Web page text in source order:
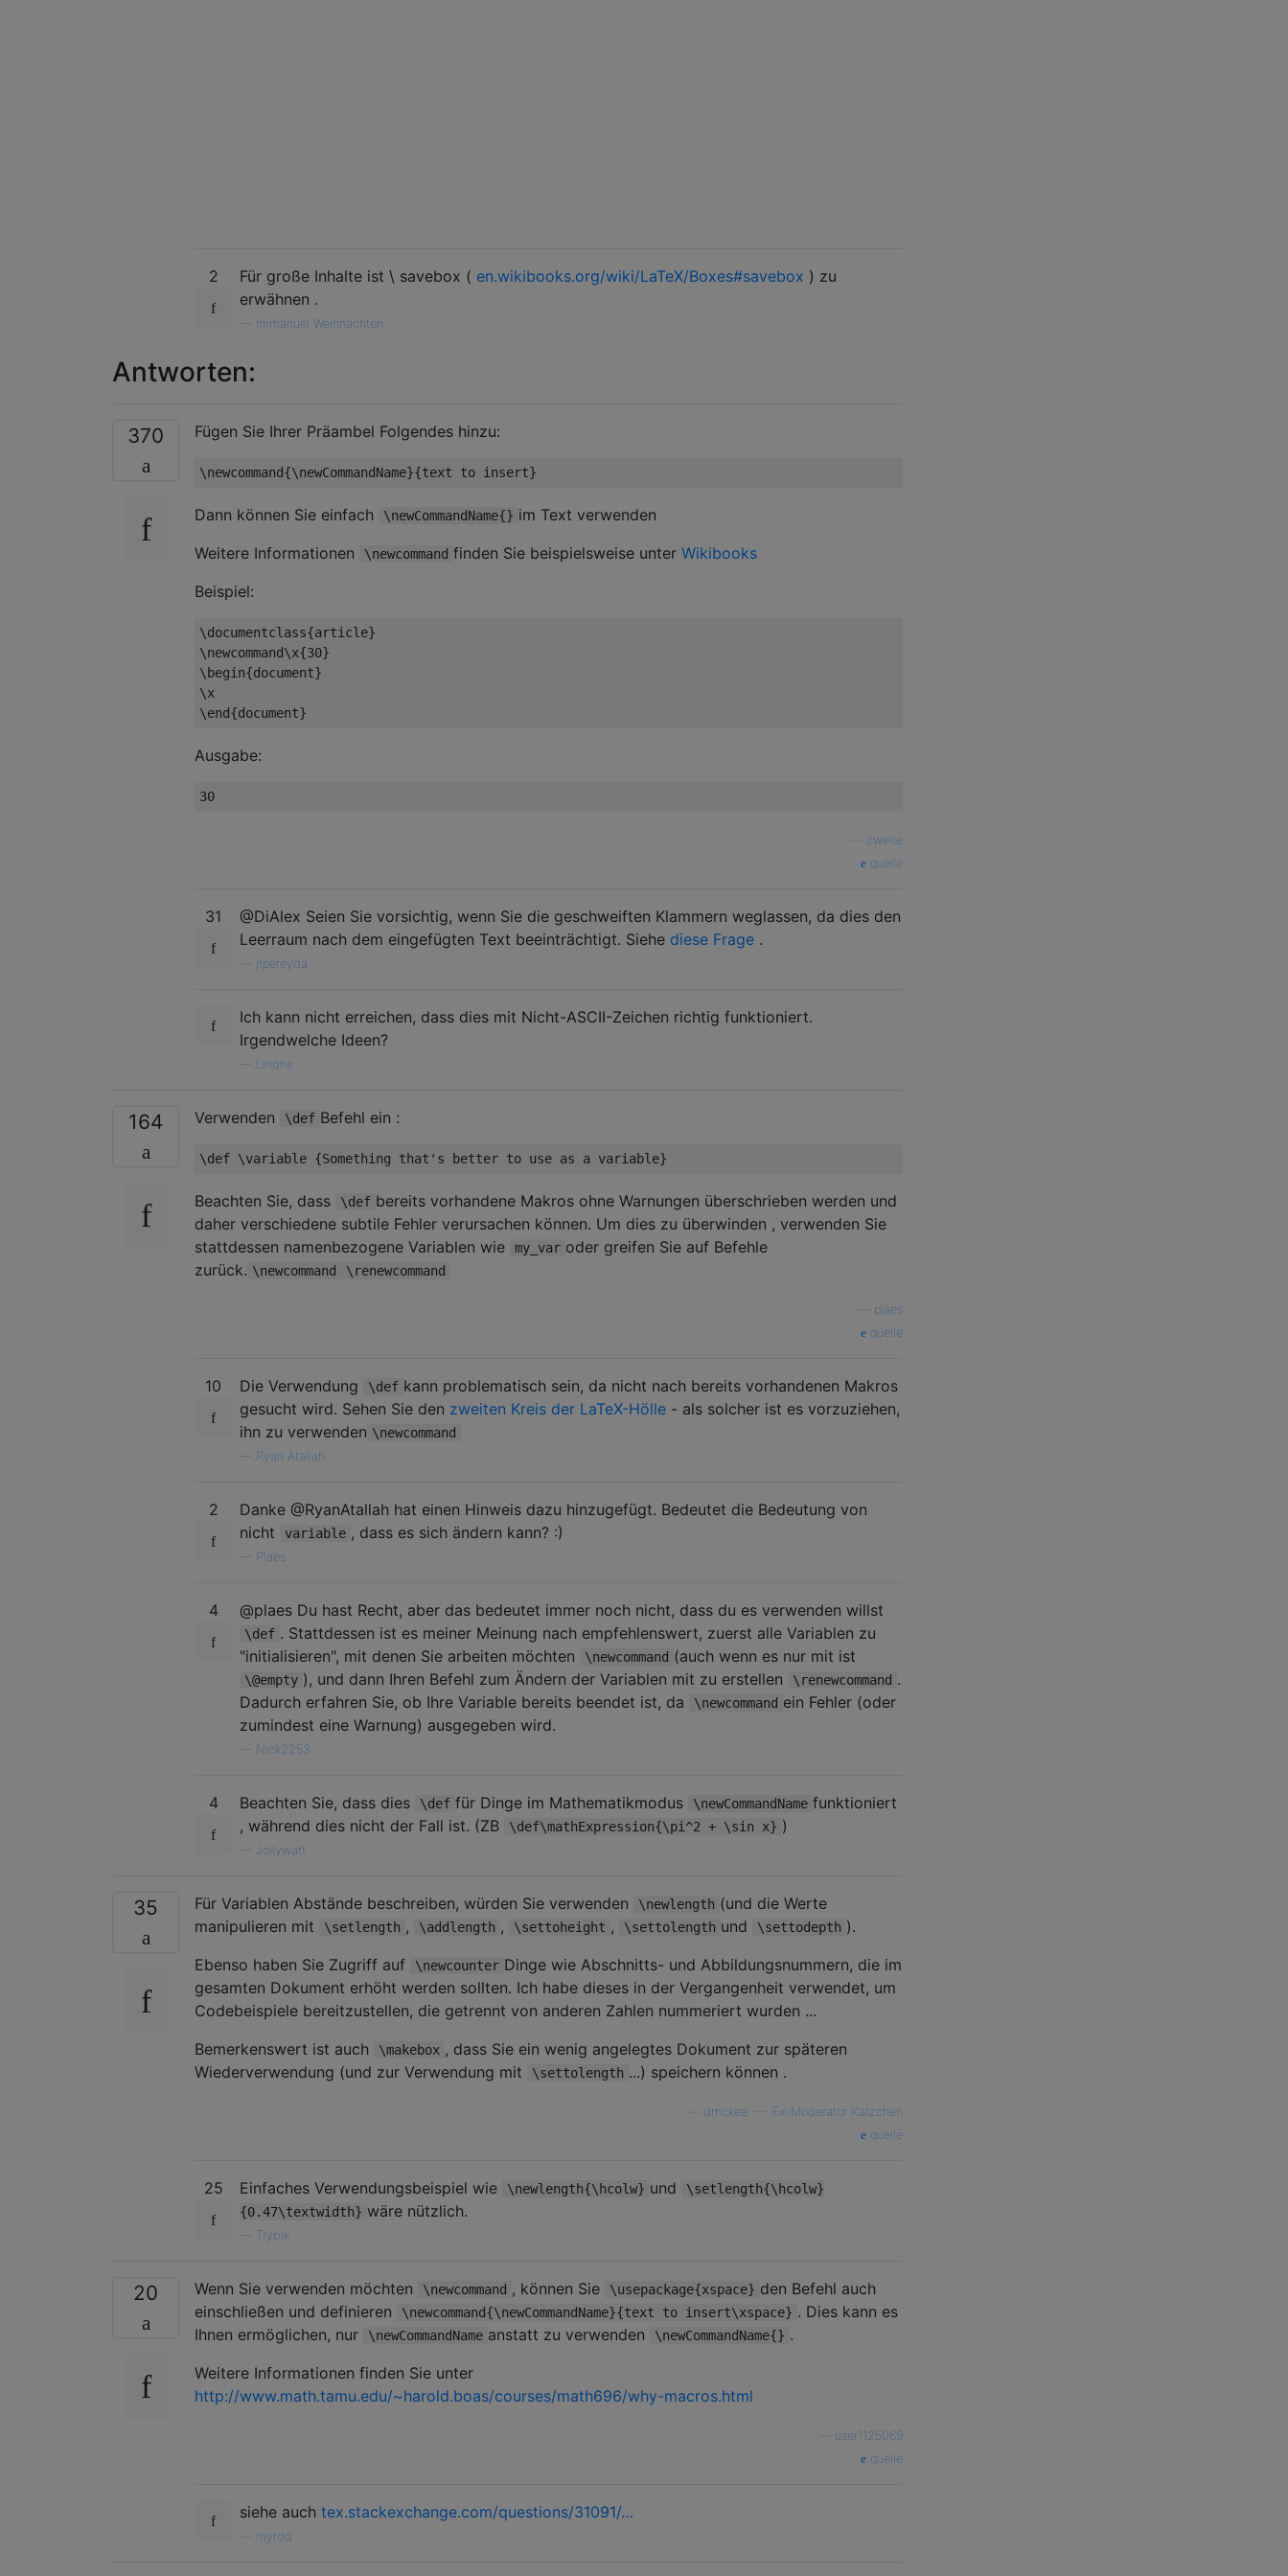
2 Für große Inhalte ist \ savebox ( en.wikibooks.org/wiki/LaTeX/Boxes#savebox ) zu
erwähnen .
Immanuel Weihnachten
Antworten:
370 Fügen Sie Ihrer Präambel Folgendes hinzu:
\newcommand{\newCommandName}{text to insert}
Dann können Sie einfach \newCommandName{} im Text verwenden
Weitere Informationen
\newcommand finden Sie beispielsweise unter Wikibooks
Beispiel:
\documentclass{article}
\newcommand\x{30}
\begin{document}
\x
\end{document}
Ausgabe:
30
zweite
quelle
31
@DiAlex Seien Sie vorsichtig, wenn Sie die geschweiften Klammern weglassen, da dies den
Leerraum nach dem eingefügten Text beeinträchtigt. Siehe diese Frage .
jtpereyda
Ich kann nicht erreichen, dass dies mit Nicht-ASCII-Zeichen richtig funktioniert.
Irgendwelche Ideen?
Lindhe
164 Verwenden \def Befehl ein :
\def \variable {Something that's better to use as a variable}
Beachten Sie, dass \def bereits vorhandene Makros ohne Warnungen überschrieben werden und
daher verschiedene subtile Fehler verursachen können. Um dies zu überwinden , verwenden Sie
stattdessen namenbezogene Variablen wie
my_var oder greifen Sie auf Befehle
zurück. \newcommand \renewcommand
plaes
quelle
10 Die Verwendung \def kann problematisch sein, da nicht nach bereits vorhandenen Makros
gesucht wird. Sehen Sie den zweiten Kreis der LaTeX-Hölle - als solcher ist es vorzuziehen,
ihn zu verwenden \newcommand
Ryan Atallah
2
Danke @RyanAtallah hat einen Hinweis dazu hinzugefügt. Bedeutet die Bedeutung von
nicht
variable , dass es sich ändern kann? :)
Plaes
4 @plaes Du hast Recht, aber das bedeutet immer noch nicht, dass du es verwenden willst
\def . Stattdessen ist es meiner Meinung nach empfehlenswert, zuerst alle Variablen zu
"initialisieren", mit denen Sie arbeiten möchten
\newcommand (auch wenn es nur mit ist
\@empty ), und dann Ihren Befehl zum Ändern der Variablen mit zu erstellen \renewcommand .
Dadurch erfahren Sie, ob Ihre Variable bereits beendet ist, da
\newcommand ein Fehler (oder
zumindest eine Warnung) ausgegeben wird.
Nick2253
4 Beachten Sie, dass dies \def für Dinge im Mathematikmodus \newCommandName funktioniert
, während dies nicht der Fall ist. (ZB
\def\mathExpression{\pi^2 + \sin x} )
Jollywatt
35 Für Variablen Abstände beschreiben, würden Sie verwenden \newlength (und die Werte
manipulieren mit
\setlength , \addlength , \settoheight , \settolength und \settodepth ).
Ebenso haben Sie Zugriff auf
\newcounter Dinge wie Abschnitts- und Abbildungsnummern, die im
gesamten Dokument erhöht werden sollten. Ich habe dieses in der Vergangenheit verwendet, um
Codebeispiele bereitzustellen, die getrennt von anderen Zahlen nummeriert wurden ...
Bemerkenswert ist auch
\makebox , dass Sie ein wenig angelegtes Dokument zur späteren
Wiederverwendung (und zur Verwendung mit
\settolength ...) speichern können .
dmckee --- Ex-Moderator Kätzchen
quelle
25 Einfaches Verwendungsbeispiel wie \newlength{\hcolw} und
\setlength{\hcolw}
{0.47\textwidth} wäre nützlich.
Trybik
20 Wenn Sie verwenden möchten \newcommand , können Sie \usepackage{xspace} den Befehl auch
einschließen und definieren
\newcommand{\newCommandName}{text to insert\xspace} . Dies kann es
Ihnen ermöglichen, nur
\newCommandName anstatt zu verwenden \newCommandName{} .
Weitere Informationen finden Sie unter
http://www.math.tamu.edu/~harold.boas/courses/math696/why-macros.html
user1125069
quelle
siehe auch tex.stackexchange.com/questions/31091/…
myrdd